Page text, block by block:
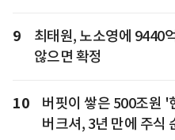
9
최태원, 노소영에 9440
않으면 확정
10
버핏이 쌓은 500조원
버크셔, 3년 만에 주식